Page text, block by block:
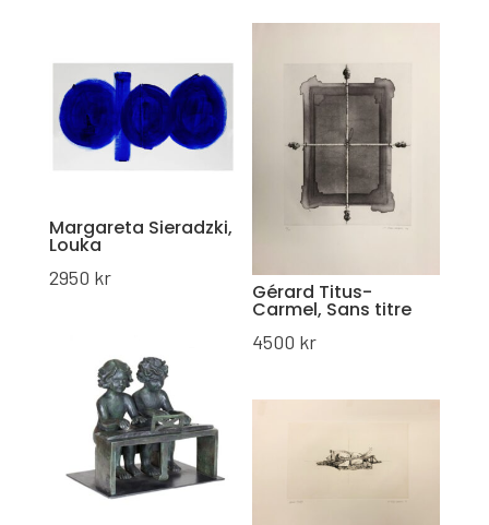
Margareta Sieradzki,
Louka
2950 kr
Gérard Titus-
Carmel, Sans titre
4500 kr